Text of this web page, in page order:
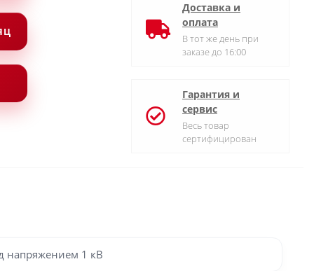
Доставка и
оплата
В тот же день при
заказе до 16:00
Гарантия и
сервис
Весь товар
сертифицирован
напряжением 1 кВ